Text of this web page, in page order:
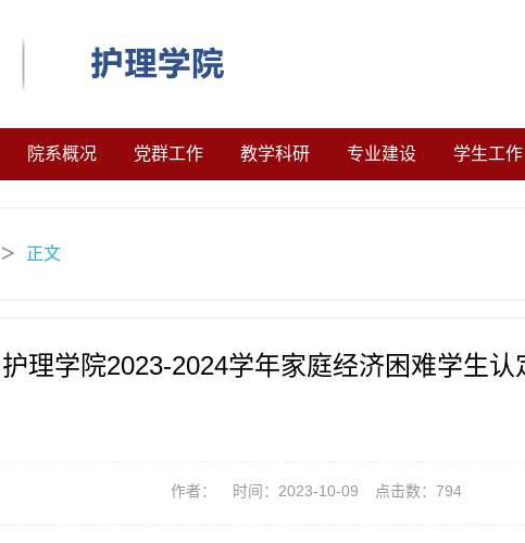
院系概况 党群工作 教学科研 专业建设 学生工作
＞ 正文
护理学院2023-2024学年家庭经济困难学生认
作者： 时间：2023-10-09 点击数： 794